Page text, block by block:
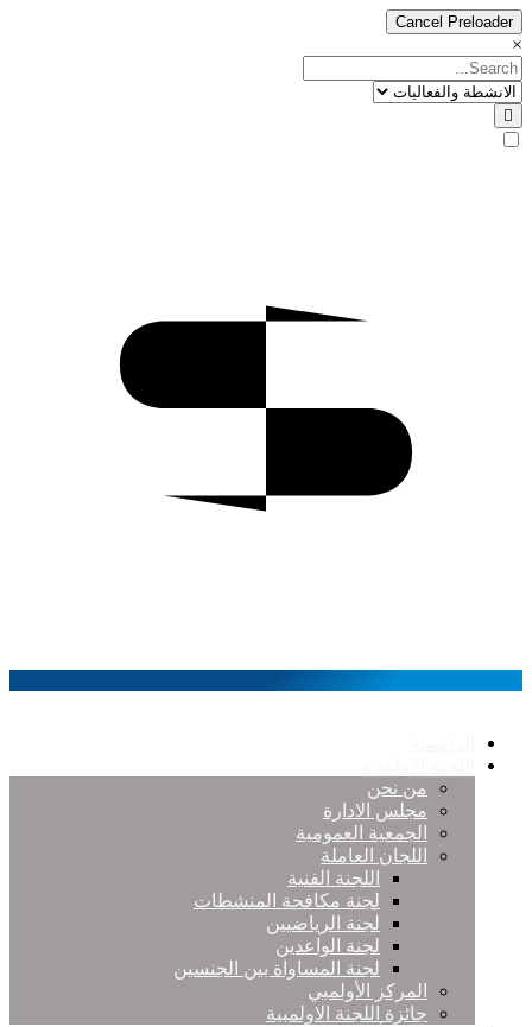
Cancel Preloader
×
من نحن
مجلس الادارة
الجمعية العمومية
اللجان العاملة
اللجنة الفنية
لجنة مكافحة المنشطات
لجنة الرياضيين
لجنة الواعدين
لجنة المساواة بين الجنسين
المركز الأولمبي
جائزة اللجنة الاولمبية